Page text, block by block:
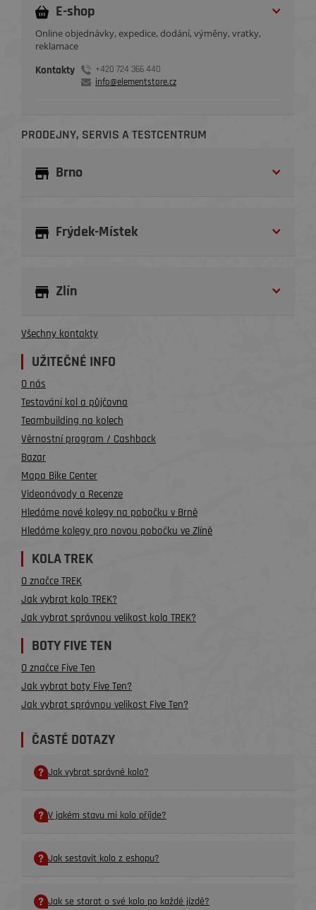
E-shop
Online objednávky, expedice, dodání, výměny, vratky,
reklamace
Kontakty
+420 724 366 440
info@elementstore.cz
PRODEJNY, SERVIS A TESTCENTRUM
Brno
Frýdek-Místek
Zlín
Všechny kontakty
UŽITEČNÉ INFO
O nás
Testování kol a půjčovna
Teambuilding na kolech
Věrnostní program / Cashback
Bazar
Mapa Bike Center
Videonávody a Recenze
Hledáme nové kolegy na pobočku v Brně
Hledáme kolegy pro novou pobočku ve Zlíně
KOLA TREK
O značce TREK
Jak vybrat kolo TREK?
Jak vybrat správnou velikost kola TREK?
BOTY FIVE TEN
O značce Five Ten
Jak vybrat boty Five Ten?
Jak vybrat správnou velikost Five Ten?
ČASTÉ DOTAZY
Jak vybrat správné kolo?
V jakém stavu mi kolo příjde?
Jak sestavit kolo z eshopu?
Jak se starat o své kolo po každé jízdě?